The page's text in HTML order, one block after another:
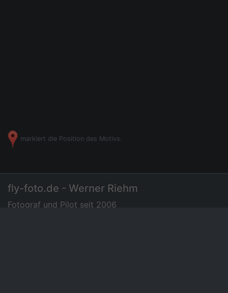
markiert die Position des Motivs.
fly-foto.de - Werner Riehm
Fotograf und Pilot seit 2006